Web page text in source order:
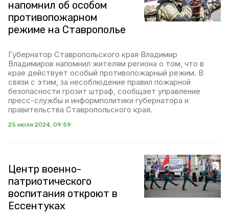
напомнил об особом
противопожарном
режиме на Ставрополье
Губернатор Ставропольского края Владимир
Владимиров напомнил жителям региона о том, что в
крае действует особый противопожарный режим. В
связи с этим, за несоблюдение правил пожарной
безопасности грозит штраф, сообщает управление
пресс-службы и информполитики губернатора и
правительства Ставропольского края.
25 июля 2024, 09:59
Центр военно-
патриотического
воспитания откроют в
Ессентуках